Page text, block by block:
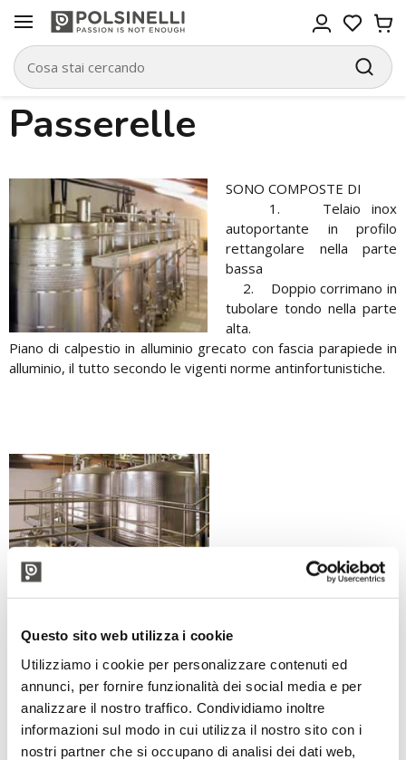
Questo sito web utilizza i cookie
Utilizziamo i cookie per personalizzare contenuti ed
annunci, per fornire funzionalità dei social media e per
analizzare il nostro traffico. Condividiamo inoltre
informazioni sul modo in cui utilizza il nostro sito con i
nostri partner che si occupano di analisi dei dati web,
Passerelle
SONO COMPOSTE DI
1. Telaio inox
autoportante in profilo
rettangolare nella parte
bassa
2. Doppio corrimano in
tubolare tondo nella parte
alta.
Piano di calpestio in alluminio grecato con fascia parapiede in
alluminio, il tutto secondo le vigenti norme antinfortunistiche.